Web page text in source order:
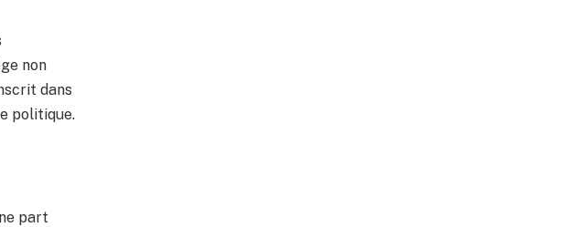
non
dans
politique.
part